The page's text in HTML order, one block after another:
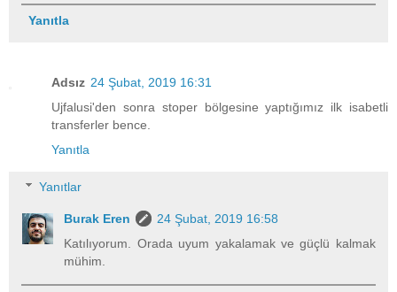
Yanıtla
Adsız 24 Şubat, 2019 16:31
Ujfalusi'den sonra stoper bölgesine yaptığımız ilk isabetli
transferler bence.
Yanıtla
Yanıtlar
Burak Eren
24 Şubat, 2019 16:58
Katılıyorum. Orada uyum yakalamak ve güçlü kalmak
mühim.